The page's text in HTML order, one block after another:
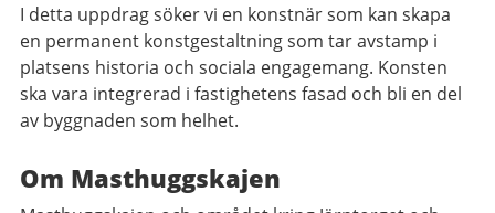
I detta uppdrag söker vi en konstnär som kan skapa
en permanent konstgestaltning som tar avstamp i
platsens historia och sociala engagemang. Konsten
ska vara integrerad i fastighetens fasad och bli en del
av byggnaden som helhet.
Om Masthuggskajen